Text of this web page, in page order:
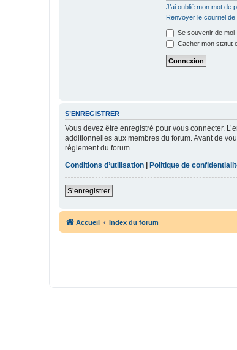
J’ai oublié mon mot de
Renvoyer le courriel de
Se souvenir de moi
Cacher mon statut
S’ENREGISTRER
Vous devez être enregistré pour vous connecter.
additionnelles aux membres du forum. Avant de
règlement du forum.
Conditions d’utilisation | Politique de
S’enregistrer
Accueil Index du forum